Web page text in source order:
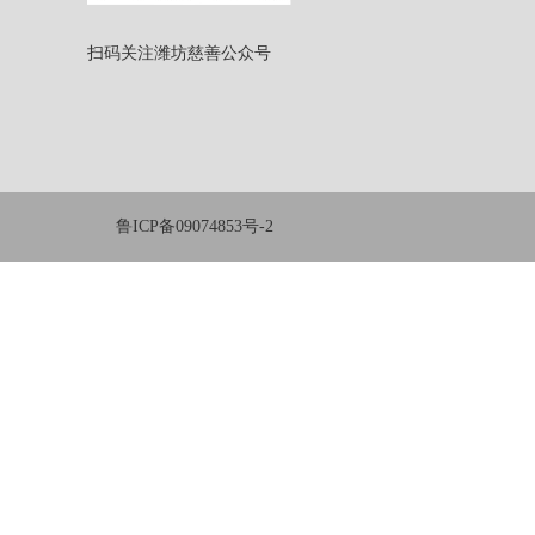
扫码关注潍坊慈善公众号
鲁ICP备09074853号-2